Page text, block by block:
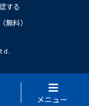
メニュー
する
無料）